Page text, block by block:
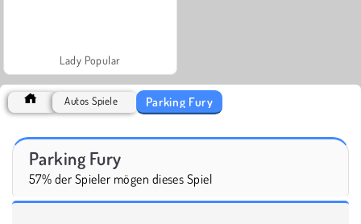
Lady Popular
Autos Spiele Parking Fury
Parking Fury
57% der Spieler mögen dieses Spiel